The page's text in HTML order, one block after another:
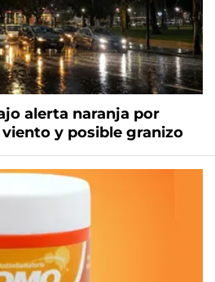
alerta naranja por
y posible granizo